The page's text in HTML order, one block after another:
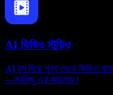
AI ভিডিও স্টুডিও
AI টুল দিয়ে শূন্য থেকে ভিডিও
—সবকিছু এক জায়গায়।